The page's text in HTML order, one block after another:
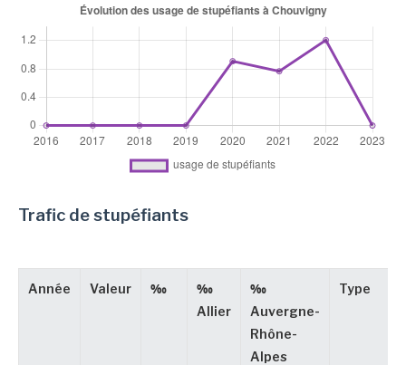
Trafic de stupéfiants
Année Valeur ‰
‰
Allier
‰
Auvergne-
Rhône-
Alpes
Type